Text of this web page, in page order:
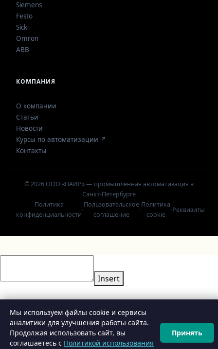
⚙️ Конфигуратор
Siemens
Festo
Sick
Omron
ABB
КОМПАНИЯ
О компании
Статьи
Новости
Курсы по автоматизации ↗
Контакты
© 2026 ООО «ПАИР» — промышленная автоматизация в
Санкт-Петербурге
Политика
конфиденциальности
·
Пользовательское
соглашение
·
Политика
cookie
·Реквизиты
Insert
Мы используем файлы cookie и сервисы
аналитики для улучшения работы сайта.
Продолжая использовать сайт, вы
соглашаетесь с Политикой использования
Принять